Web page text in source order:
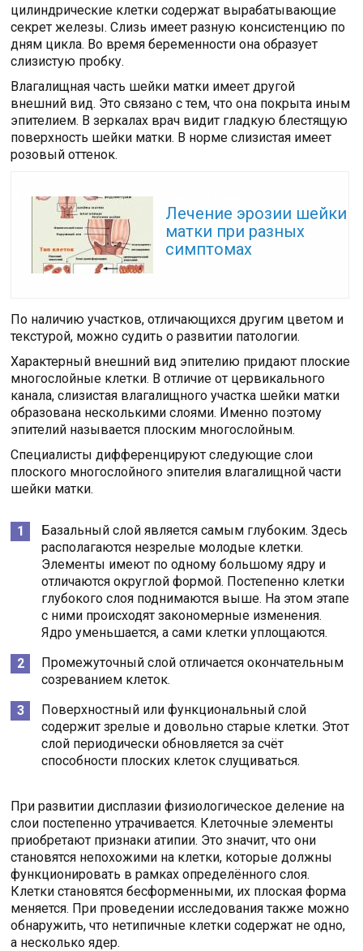
цилиндрические клетки содержат вырабатывающие
секрет железы. Слизь имеет разную консистенцию по
дням цикла. Во время беременности она образует
слизистую пробку.
Влагалищная часть шейки матки имеет другой
внешний вид. Это связано с тем, что она покрыта иным
эпителием. В зеркалах врач видит гладкую блестящую
поверхность шейки матки. В норме слизистая имеет
розовый оттенок.
Лечение эрозии шейки
матки при разных
симптомах
По наличию участков, отличающихся другим цветом и
текстурой, можно судить о развитии патологии.
Характерный внешний вид эпителию придают плоские
многослойные клетки. В отличие от цервикального
канала, слизистая влагалищного участка шейки матки
образована несколькими слоями. Именно поэтому
эпителий называется плоским многослойным.
Специалисты дифференцируют следующие слои
плоского многослойного эпителия влагалищной части
шейки матки.
Базальный слой является самым глубоким. Здесь
располагаются незрелые молодые клетки.
Элементы имеют по одному большому ядру и
отличаются округлой формой. Постепенно клетки
глубокого слоя поднимаются выше. На этом этапе
с ними происходят закономерные изменения.
Ядро уменьшается, а сами клетки уплощаются.
Промежуточный слой отличается окончательным
созреванием клеток.
Поверхностный или функциональный слой
содержит зрелые и довольно старые клетки. Этот
слой периодически обновляется за счёт
способности плоских клеток слущиваться.
При развитии дисплазии физиологическое деление на
слои постепенно утрачивается. Клеточные элементы
приобретают признаки атипии. Это значит, что они
становятся непохожими на клетки, которые должны
функционировать в рамках определённого слоя.
Клетки становятся бесформенными, их плоская форма
меняется. При проведении исследования также можно
обнаружить, что нетипичные клетки содержат не одно,
а несколько ядер.